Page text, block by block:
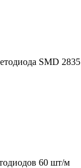
SMD 2835
60 шт/м